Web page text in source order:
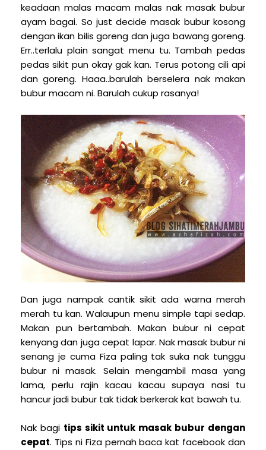
keadaan malas macam malas nak masak bubur
ayam bagai. So just decide masak bubur kosong
dengan ikan bilis goreng dan juga bawang goreng.
Err..terlalu plain sangat menu tu. Tambah pedas
pedas sikit pun okay gak kan. Terus potong cili api
dan goreng. Haaa..barulah berselera nak makan
bubur macam ni. Barulah cukup rasanya!
Dan juga nampak cantik sikit ada warna merah
merah tu kan. Walaupun menu simple tapi sedap.
Makan pun bertambah. Makan bubur ni cepat
kenyang dan juga cepat lapar. Nak masak bubur ni
senang je cuma Fiza paling tak suka nak tunggu
bubur ni masak. Selain mengambil masa yang
lama, perlu rajin kacau kacau supaya nasi tu
hancur jadi bubur tak tidak berkerak kat bawah tu.
Nak bagi tips sikit untuk masak bubur dengan
cepat. Tips ni Fiza pernah baca kat facebook dan